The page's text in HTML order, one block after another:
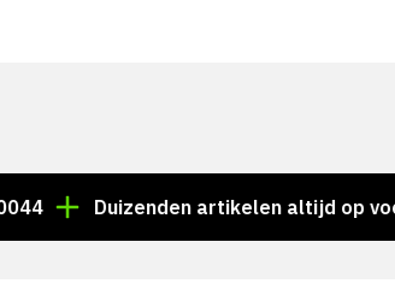
Duizenden artikelen altijd op voorraad!